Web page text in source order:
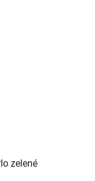
zelené